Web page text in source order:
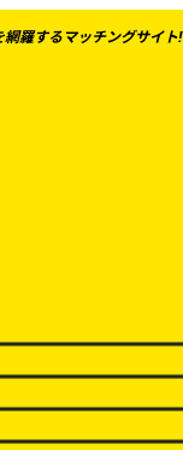
網羅するマッチングサイト!